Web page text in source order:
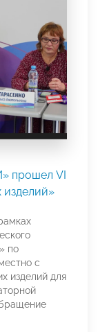
прошел VI
по
с
изделий для